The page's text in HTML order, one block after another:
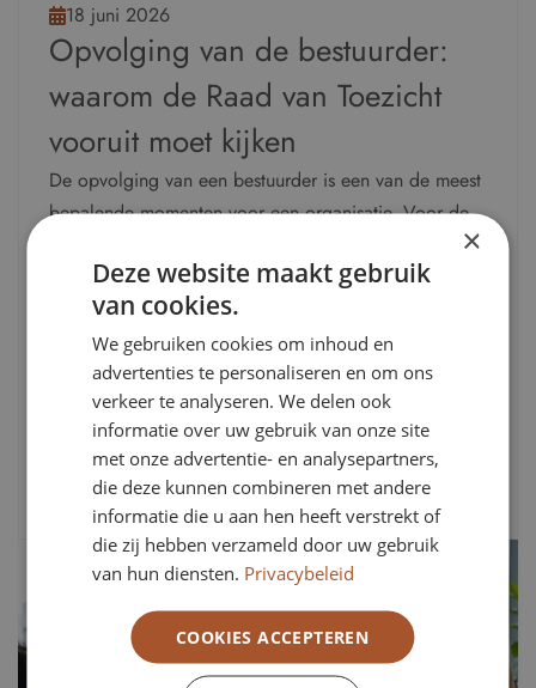
18 juni 2026
Opvolging van de bestuurder:
waarom de Raad van Toezicht
vooruit moet kijken
De opvolging van een bestuurder is een van de meest
bepalende momenten voor een organisatie. Voor de
verantwoordelijkheid: niet alleen bij de uiteindelijke
benoeming, maar juist ook in de voorbereiding
daarop. Door tijdig na te denken over toekomstige
leiderschapsbehoeften, strategische opgaven en
continuïteit ontstaat ruimte voor een zorgvuldig en
toekomstgericht opvolgingsproces.
Lees artikel
×
Deze website maakt gebruik
van cookies.
We gebruiken cookies om inhoud en
advertenties te personaliseren en om ons
verkeer te analyseren. We delen ook
informatie over uw gebruik van onze site
met onze advertentie- en analysepartners,
die deze kunnen combineren met andere
informatie die u aan hen heeft verstrekt of
die zij hebben verzameld door uw gebruik
van hun diensten. Privacybeleid
COOKIES ACCEPTEREN